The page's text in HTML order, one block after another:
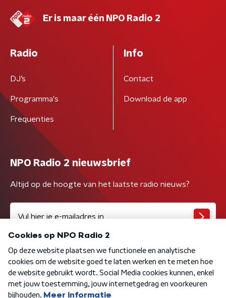
Er is maar één NPO Radio 2
Radio
DJ’s
Programma's
Frequenties
Info
Contact
Download de app
NPO Radio 2 nieuwsbrief
Altijd op de hoogte van het laatste radio nieuws?
Algemene voorwaarden